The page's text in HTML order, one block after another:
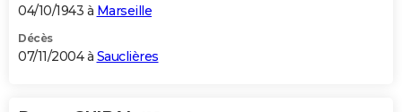
04/10/1943 à Marseille
Décès
07/11/2004 à Sauclières